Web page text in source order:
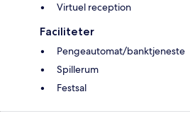
Virtuel reception
Faciliteter
Pengeautomat/banktjeneste
Spillerum
Festsal